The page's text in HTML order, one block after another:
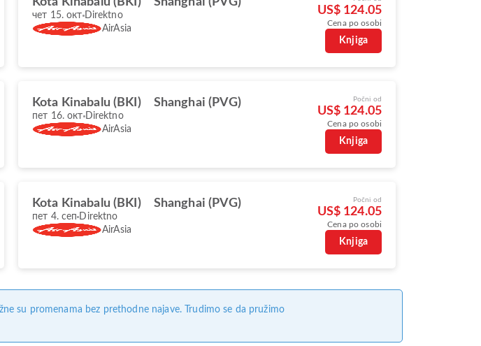
чет 15. окт Direktno
AirAsia
US$ 124.05
Cena po osobi
Knjiga
Kota Kinabalu (BKI) Shanghai (PVG)
пет 16. окт Direktno
AirAsia
Počni od
US$ 124.05
Cena po osobi
Knjiga
Kota Kinabalu (BKI) Shanghai (PVG)
пет 4. сеп Direktno
AirAsia
Počni od
US$ 124.05
Cena po osobi
Knjiga
su promenama bez prethodne najave. Trudimo se da pružimo